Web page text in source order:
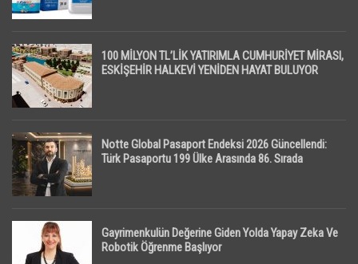
100 MİLYON TL’LİK YATIRIMLA CUMHURİYET MİRASI,
ESKİŞEHİR HALKEVİ YENİDEN HAYAT BULUYOR
Notte Global Pasaport Endeksi 2026 Güncellendi:
Türk Pasaportu 199 Ülke Arasında 86. Sırada
Gayrimenkulün Değerine Giden Yolda Yapay Zeka Ve
Robotik Öğrenme Başlıyor